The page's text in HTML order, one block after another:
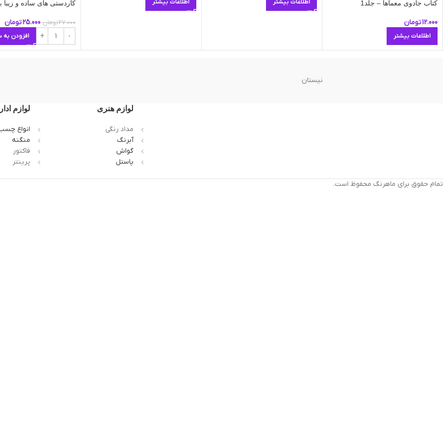
کتاب جادوی معماها – جلد1
12.000تومان
اطلاعات بیشتر
اطلاعات بیشتر اطلاعات بیشتر کاردستی های ساده و زیبا
27.000تومان 25.000تومان
افزودن به
نیستان
لوازم هنری
مداد رنگی
آبرنگ
گواش
پاستل
لوازم
انواع
منگنه
فاکتور
پرینتر
تمام حقوق برای ماهرنگ محفوظ است.